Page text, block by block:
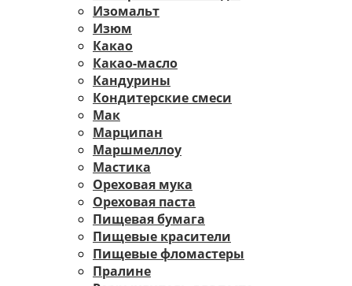
Изомальт
Изюм
Какао
Какао-масло
Кандурины
Кондитерские смеси
Мак
Марципан
Маршмеллоу
Мастика
Ореховая мука
Ореховая паста
Пищевая бумага
Пищевые красители
Пищевые фломастеры
Пралине